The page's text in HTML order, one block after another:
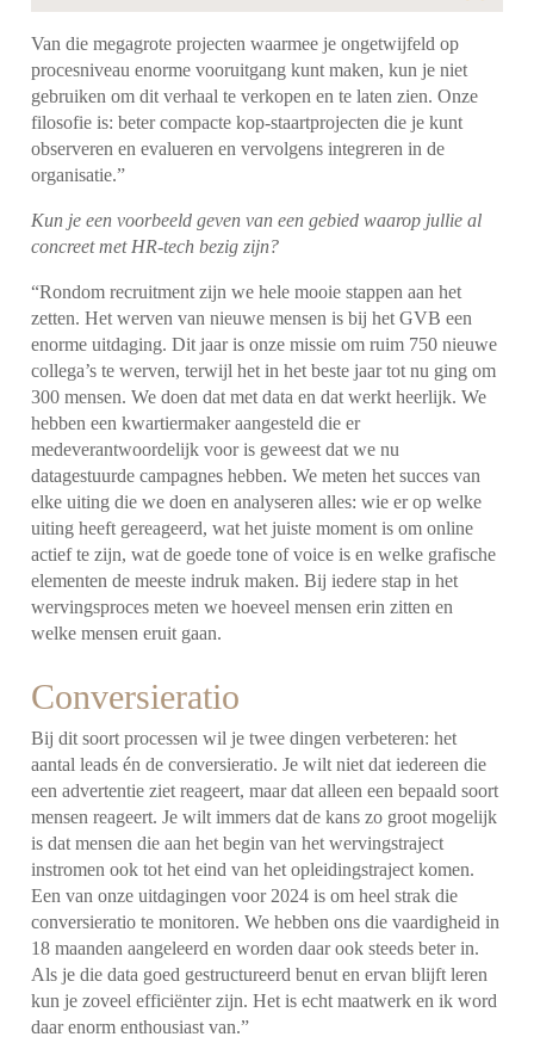
Van die megagrote projecten waarmee je ongetwijfeld op
procesniveau enorme vooruitgang kunt maken, kun je niet
gebruiken om dit verhaal te verkopen en te laten zien. Onze
filosofie is: beter compacte kop-staartprojecten die je kunt
observeren en evalueren en vervolgens integreren in de
organisatie.”
Kun je een voorbeeld geven van een gebied waarop jullie al
concreet met HR-tech bezig zijn?
“Rondom recruitment zijn we hele mooie stappen aan het
zetten. Het werven van nieuwe mensen is bij het GVB een
enorme uitdaging. Dit jaar is onze missie om ruim 750 nieuwe
collega’s te werven, terwijl het in het beste jaar tot nu ging om
300 mensen. We doen dat met data en dat werkt heerlijk. We
hebben een kwartiermaker aangesteld die er
medeverantwoordelijk voor is geweest dat we nu
datagestuurde campagnes hebben. We meten het succes van
elke uiting die we doen en analyseren alles: wie er op welke
uiting heeft gereageerd, wat het juiste moment is om online
actief te zijn, wat de goede tone of voice is en welke grafische
elementen de meeste indruk maken. Bij iedere stap in het
wervingsproces meten we hoeveel mensen erin zitten en
welke mensen eruit gaan.
Conversieratio
Bij dit soort processen wil je twee dingen verbeteren: het
aantal leads én de conversieratio. Je wilt niet dat iedereen die
een advertentie ziet reageert, maar dat alleen een bepaald soort
mensen reageert. Je wilt immers dat de kans zo groot mogelijk
is dat mensen die aan het begin van het wervingstraject
instromen ook tot het eind van het opleidingstraject komen.
Een van onze uitdagingen voor 2024 is om heel strak die
conversieratio te monitoren. We hebben ons die vaardigheid in
18 maanden aangeleerd en worden daar ook steeds beter in.
Als je die data goed gestructureerd benut en ervan blijft leren
kun je zoveel efficiënter zijn. Het is echt maatwerk en ik word
daar enorm enthousiast van.”